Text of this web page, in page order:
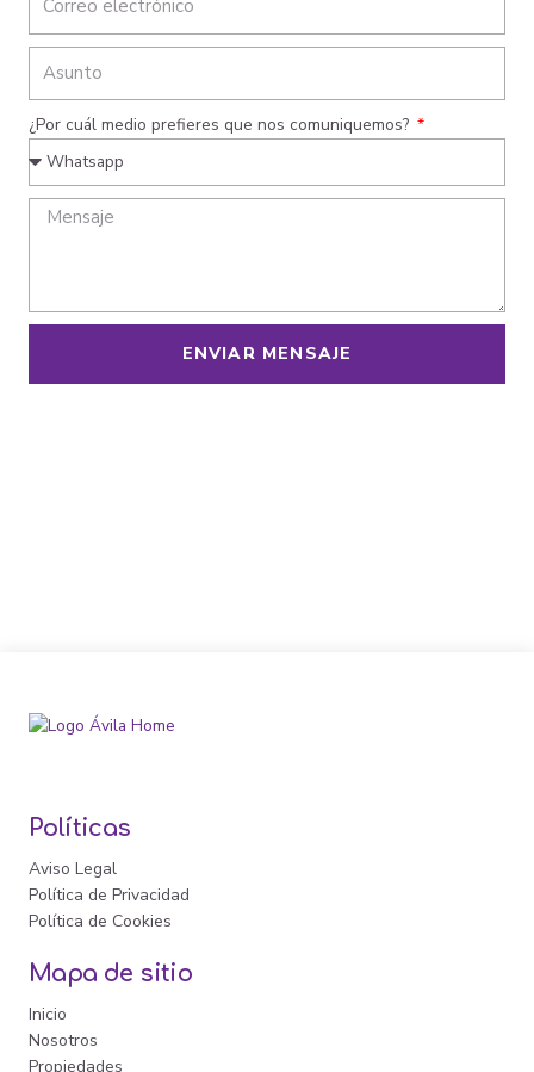
¿Por cuál medio prefieres que nos comuniquemos?
ENVIAR MENSAJE
Políticas
Aviso Legal
Política de Privacidad
Política de Cookies
Mapa de sitio
Inicio
Nosotros
Propiedades